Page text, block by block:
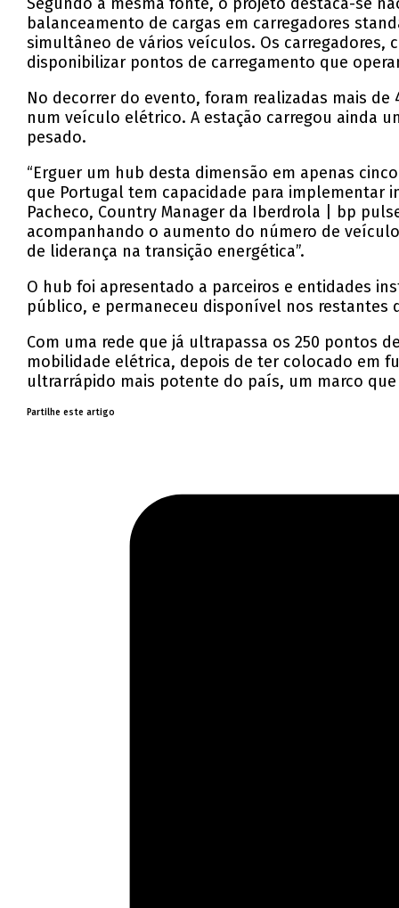
balanceamento de cargas em carregadores
simultâneo de vários veículos. Os carregadores,
disponibilizar pontos de carregamento que
No decorrer do evento, foram realizadas mais
num veículo elétrico. A estação carregou ainda
pesado.
“Erguer um hub desta dimensão em apenas
que Portugal tem capacidade para implementar
Pacheco, Country Manager da Iberdrola | bp
acompanhando o aumento do número de
de liderança na transição energética”.
O hub foi apresentado a parceiros e entidades
público, e permaneceu disponível nos
Com uma rede que já ultrapassa os 250 pontos
mobilidade elétrica, depois de ter colocado em
ultrarrápido mais potente do país, um marco
Partilhe este artigo